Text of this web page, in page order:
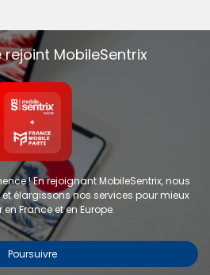
rejoint MobileSentrix
! En rejoignant MobileSentrix, nous
élargissons nos services pour mieux
France et en Europe.
Poursuivre